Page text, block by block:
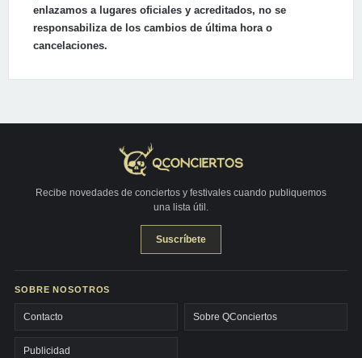
enlazamos a lugares oficiales y acreditados, no se
responsabiliza de los cambios de última hora o
cancelaciones.
Recibe novedades de conciertos y festivales cuando publiquemos
una lista útil.
Suscríbete
SOBRE NOSOTROS
Contacto Sobre QConciertos
Publicidad